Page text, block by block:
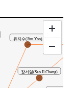
장서일(Seo Il Chang)
유지수(Jisu Yoo)